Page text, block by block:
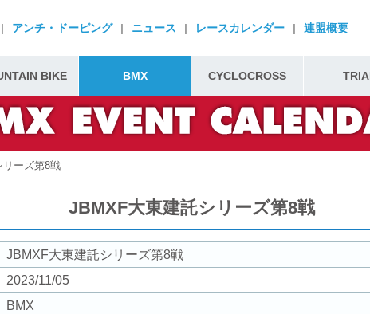
| アンチ・ドーピング | ニュース | レースカレンダー | 連盟概要
BIKE BMX CYCLOCROSS
ーズ第8戦
JBMXF大東建託シリーズ第8戦
JBMXF大東建託シリーズ第8戦
2023/11/05
BMX